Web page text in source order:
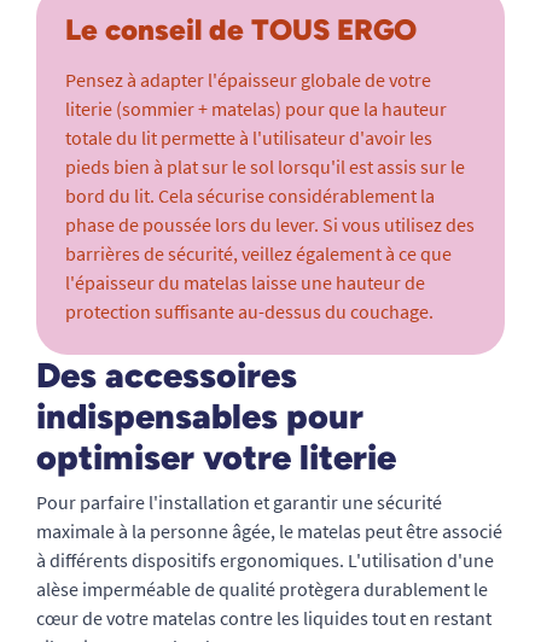
Le conseil de TOUS ERGO
Pensez à adapter l'épaisseur globale de votre
literie (sommier + matelas) pour que la hauteur
totale du lit permette à l'utilisateur d'avoir les
pieds bien à plat sur le sol lorsqu'il est assis sur le
bord du lit. Cela sécurise considérablement la
phase de poussée lors du lever. Si vous utilisez des
barrières de sécurité, veillez également à ce que
l'épaisseur du matelas laisse une hauteur de
protection suffisante au-dessus du couchage.
Des accessoires
indispensables pour
optimiser votre literie
Pour parfaire l'installation et garantir une sécurité
maximale à la personne âgée, le matelas peut être associé
à différents dispositifs ergonomiques. L'utilisation d'une
alèse imperméable de qualité protègera durablement le
cœur de votre matelas contre les liquides tout en restant